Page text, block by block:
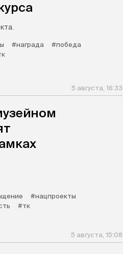
#награда
#победа
5 августа, 16:33
#нацпроекты
#тк
5 августа, 15:08